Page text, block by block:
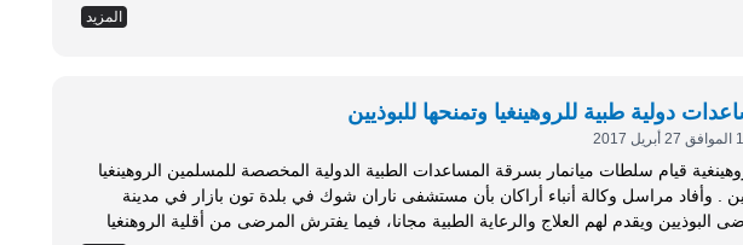
المزيد
دولية طبية للروهينغيا وتمنحها للبوذيين
قيام سلطات ميانمار بسرقة المساعدات الطبية الدولية المخصصة للمسلمين الروهينغيا
ومنحها للمرضى البوذيين . وأفاد مراسل وكالة أنباء أراكان بأن مستشفى ناران شوك في بلدة تون بازار في مدينة
البوذيين ويقدم لهم العلاج والرعاية الطبية مجانا، فيما يفترش المرضى من أقلية الروهنغيا